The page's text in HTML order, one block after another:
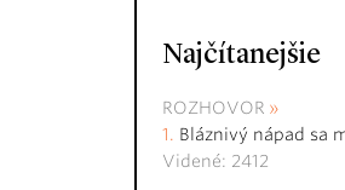
Najčítanejšie
ROZHOVOR
Bláznivý nápad sa
Videné: 2412